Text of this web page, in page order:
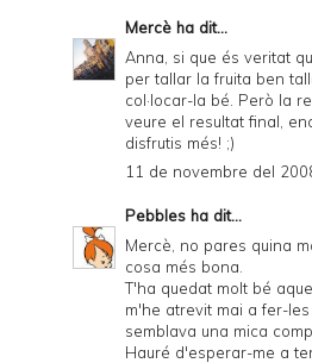
Mercè ha dit...
Anna, si que és veritat
per tallar la fruita ben
col·locar-la bé. Però la
veure el resultat final,
disfrutis més! ;)
11 de novembre del
Pebbles ha dit...
Mercè, no pares quina
cosa més bona.
T'ha quedat molt bé
m'he atrevit mai a fer-
semblava una mica
Hauré d'esperar-me a